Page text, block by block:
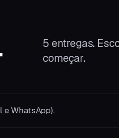
5 entregas.
começar.
e WhatsApp).